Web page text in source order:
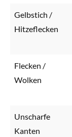
Gelbstich /
Hitzeflecken
Flecken /
Wolken
Unscharfe
Kanten